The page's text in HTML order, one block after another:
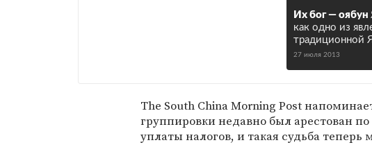
Их бог — оябун
как одно из
традиционной
27 июля 2013
The South China Morning Post
группировки недавно был арестован
уплаты налогов, и такая судьба